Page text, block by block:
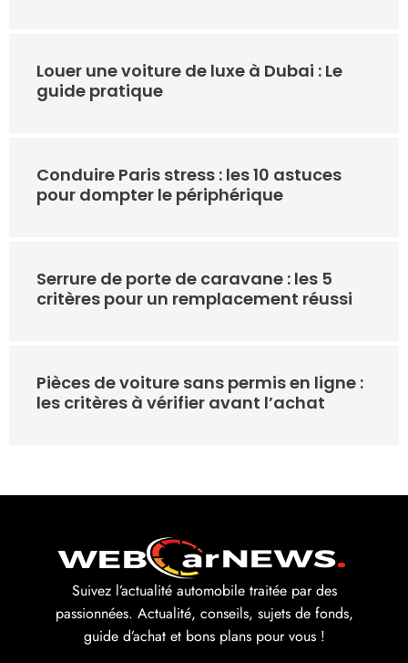
Louer une voiture de luxe à Dubai : Le
guide pratique
Conduire Paris stress : les 10 astuces
pour dompter le périphérique
Serrure de porte de caravane : les 5
critères pour un remplacement réussi
Pièces de voiture sans permis en ligne :
les critères à vérifier avant l’achat
Suivez l’actualité automobile traitée par des
passionnées. Actualité, conseils, sujets de fonds,
guide d’achat et bons plans pour vous !